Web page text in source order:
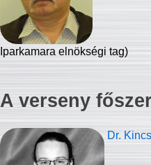
Iparkamara elnökségi tag)
A verseny
Dr.